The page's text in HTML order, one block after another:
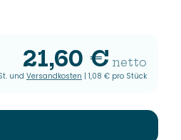
21,60 € netto
und Versandkosten | 1,08 € pro Stück